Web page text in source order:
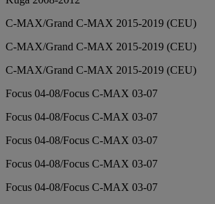
C-MAX/Grand C-MAX 2015-2019 (CEU)
C-MAX/Grand C-MAX 2015-2019 (CEU)
C-MAX/Grand C-MAX 2015-2019 (CEU)
Focus 04-08/Focus C-MAX 03-07
Focus 04-08/Focus C-MAX 03-07
Focus 04-08/Focus C-MAX 03-07
Focus 04-08/Focus C-MAX 03-07
Focus 04-08/Focus C-MAX 03-07